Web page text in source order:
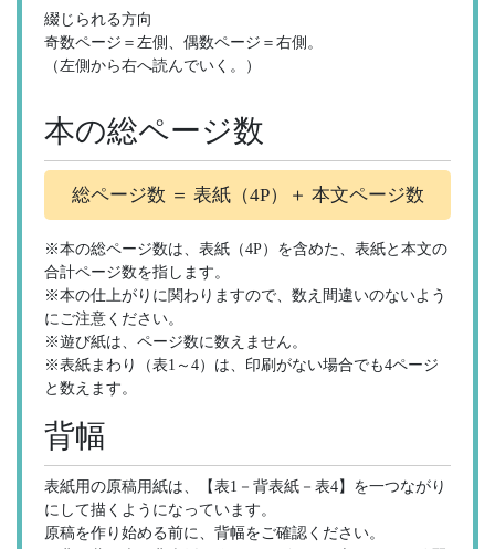
綴じられる方向
奇数ページ＝左側、偶数ページ＝右側。
（左側から右へ読んでいく。）
本の総ページ数
総ページ数 ＝ 表紙（4P）＋ 本文ページ数
※本の総ページ数は、表紙（4P）を含めた、表紙と本文の
合計ページ数を指します。
※本の仕上がりに関わりますので、数え間違いのないよう
にご注意ください。
※遊び紙は、ページ数に数えません。
※表紙まわり（表1～4）は、印刷がない場合でも4ページ
と数えます。
背幅
表紙用の原稿用紙は、【表1－背表紙－表4】を一つながり
にして描くようになっています。
原稿を作り始める前に、背幅をご確認ください。